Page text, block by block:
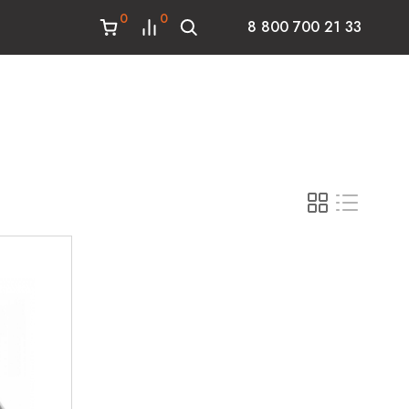
0 0 8 800 700 21 33